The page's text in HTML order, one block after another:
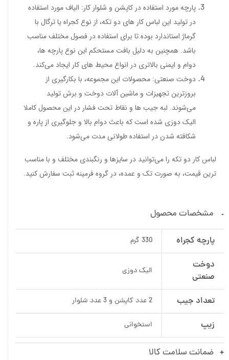
پارچه مورد استفاده در کاپشن و شلوار کار: الیاف مورد استفاده
در تولید این لباس کار های دو تکه، از نوع کجراه یا ترگال با
گرماژ استاندارد بوده تا برای استفاده در فصول مختلف مناسب
باشد. همچنین به دلیل بافت مستحکم این نوع پارچه ها،
دوام و ایمنی بالاتری در انواع محیط های کار ایجاد می‌کند.
دوخت صنعتی: محصولات این مجموعه، با بکارگیری از
بروزترین تجهیزات و ماشین آلات دوخت و برش تولید
می‌شوند. لبه جیب ها و نقاط تحت فشار در این محصول کاملا
الیک دوزی شده است که باعث دوام بالا و جلوگیری از پاره و
شکافته شدن در استفاده طولانی مدت می‌شود.
لباس کار دو تکه را می‌توانید در سایزها و رنگبندی مختلف و با مناسب
ترین قیمت، به صورت تک و عمده، در گروه فرمینه ثبت سفارش کنید.
مشخصات محصول
پارچه کجراه 330 گرم
دوخت
صنعتی
الیک دوزی
تعداد جیب 2 عدد کاپشن و 3 عدد شلوار
زیپ استخوانی
ضمانت سلامت کالا